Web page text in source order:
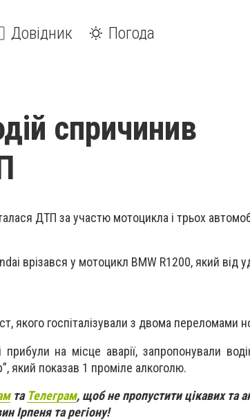
Довідник Погода
спричинив
ДТП за участю мотоцикла і трьох
врізався у мотоцикл BMW R1200, який від
якого госпіталізували з двома переломами
прибули на місце аварії, запропонували
який показав 1 проміле алкоголю.
та Телеграм, щоб не пропустити цікавих та
Ірпеня та регіону!